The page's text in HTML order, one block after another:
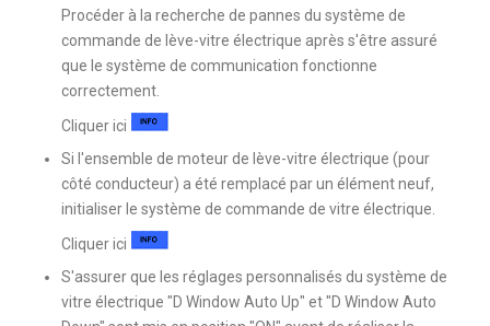
Procéder à la recherche de pannes du système de
commande de lève-vitre électrique après s'être assuré
que le système de communication fonctionne
correctement.
Cliquer ici
Si l'ensemble de moteur de lève-vitre électrique (pour
côté conducteur) a été remplacé par un élément neuf,
initialiser le système de commande de vitre électrique.
Cliquer ici
S'assurer que les réglages personnalisés du système de
vitre électrique "D Window Auto Up" et "D Window Auto